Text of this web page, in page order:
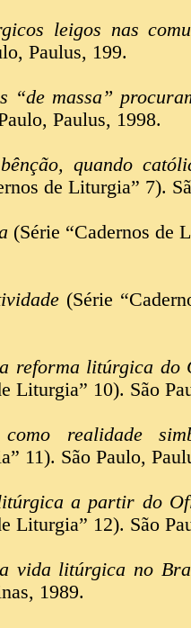
leigos nas
Paulus, 199.
“de massa”
Paulus, 1998.
quando
de Liturgia” 7).
(Série “Cadernos de
(Série
reforma litúrgica
Liturgia” 10). São
realidade
11). São Paulo,
a partir do
Liturgia” 12). São
vida litúrgica no
1989.